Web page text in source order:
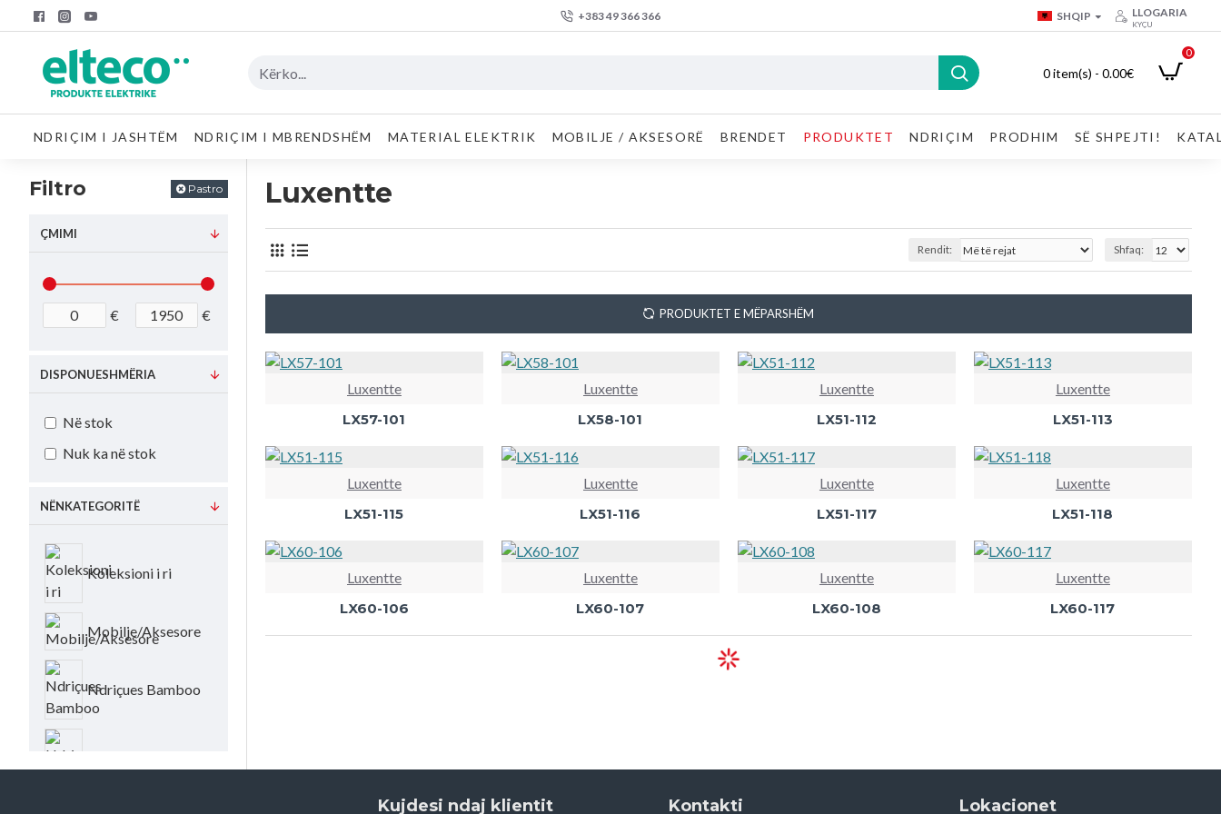
+383 49 366 366 SHQIP LLOGARIA
KYÇU
0 item(s) - 0.00€
0
NDRIÇIM I JASHTËM NDRIÇIM I MBRENDSHËM MATERIAL ELEKTRIK MOBILJE / AKSESORË BRENDET PRODUKTET NDRIÇIM PRODHIM SË SHPEJTI!
Filtro Pastro
ÇMIMI
€ €
NËNKATEGORITË
Koleksioni i ri
Mobilje/Aksesore
Ndriçues Bamboo
DISPONUESHMËRIA
Në stok
Nuk ka në stok
Luxentte
Rendit: Shfaq:
PRODUKTET E MËPARSHËM
Luxentte
LX57-101
Luxentte
LX58-101
Luxentte
LX51-112
Luxentte
LX51-113
Luxentte
LX51-115
Luxentte
LX51-116
Luxentte
LX51-117
Luxentte
LX51-118
Luxentte
LX60-106
Luxentte
LX60-107
Luxentte
LX60-108
Luxentte
LX60-117
Kujdesi ndaj klientit Kontakti Lokacionet